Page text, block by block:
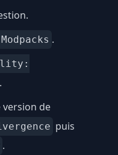
.
version de
puis
.